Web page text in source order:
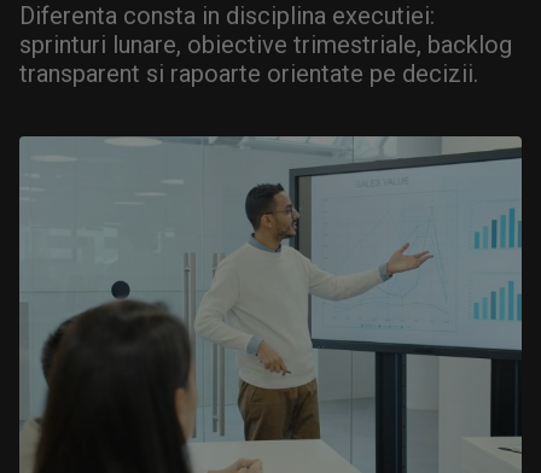
Diferenta consta in disciplina executiei:
sprinturi lunare, obiective trimestriale, backlog
transparent si rapoarte orientate pe decizii.